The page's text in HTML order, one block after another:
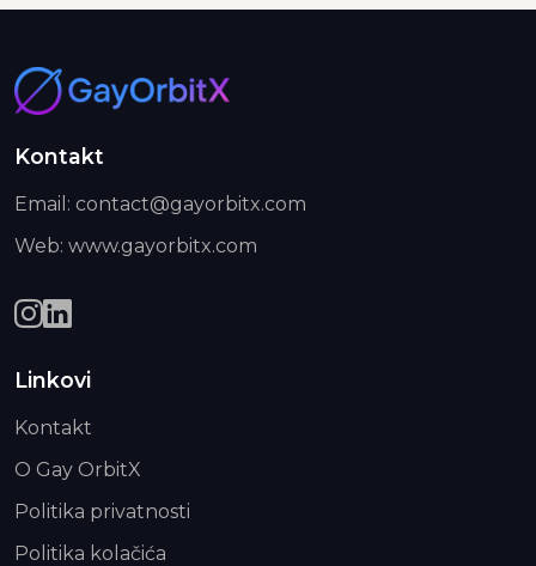
Kontakt
Email: contact@gayorbitx.com
Web: www.gayorbitx.com
Linkovi
Kontakt
O Gay OrbitX
Politika privatnosti
Politika kolačića